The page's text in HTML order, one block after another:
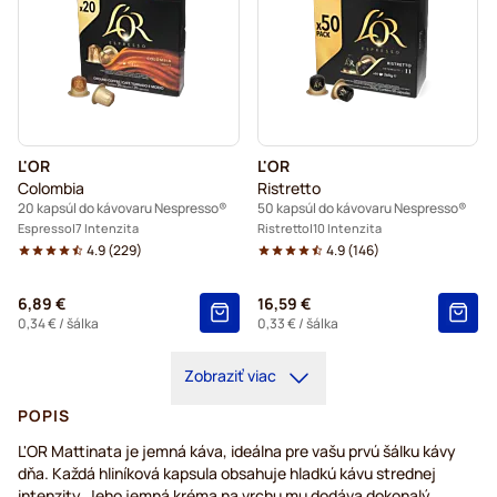
L'OR
Colombia
20 kapsúl do kávovaru Nespresso®
Espresso 7 Intenzita
4.9(229)
6,89 €
0,34 €/ šálka
L'OR
Ristretto
50 kapsúl do kávovaru Nespresso®
Ristretto 10 Intenzita
4.9(146)
16,59 €
0,33 €/ šálka
Zobraziť viac
POPIS
L'OR Mattinata je jemná káva, ideálna pre vašu prvú šálku kávy
dňa. Každá hliníková kapsula obsahuje hladkú kávu strednej